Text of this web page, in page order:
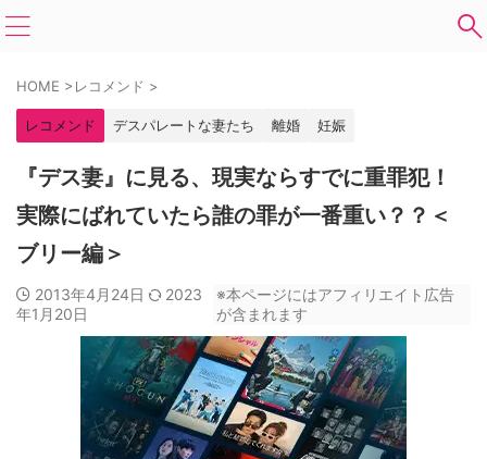
HOME >レコメンド >
レコメンド デスパレートな妻たち 離婚 妊娠
『デス妻』に見る、現実ならすでに重罪犯！
実際にばれていたら誰の罪が一番重い？？＜
ブリー編＞
2013年4月24日
2023
年1月20日
※本ページにはアフィリエイト広告
が含まれます